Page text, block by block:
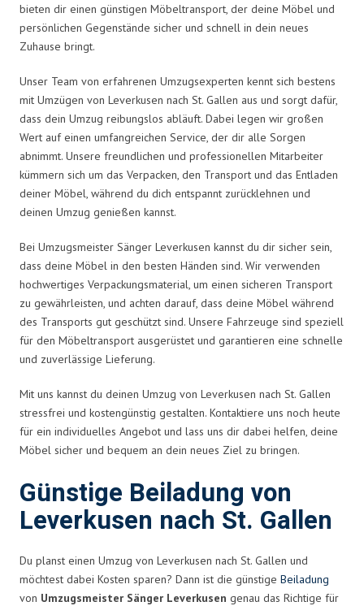
bieten dir einen günstigen Möbeltransport, der deine Möbel und
persönlichen Gegenstände sicher und schnell in dein neues
Zuhause bringt.
Unser Team von erfahrenen Umzugsexperten kennt sich bestens
mit Umzügen von Leverkusen nach St. Gallen aus und sorgt dafür,
dass dein Umzug reibungslos abläuft. Dabei legen wir großen
Wert auf einen umfangreichen Service, der dir alle Sorgen
abnimmt. Unsere freundlichen und professionellen Mitarbeiter
kümmern sich um das Verpacken, den Transport und das Entladen
deiner Möbel, während du dich entspannt zurücklehnen und
deinen Umzug genießen kannst.
Bei Umzugsmeister Sänger Leverkusen kannst du dir sicher sein,
dass deine Möbel in den besten Händen sind. Wir verwenden
hochwertiges Verpackungsmaterial, um einen sicheren Transport
zu gewährleisten, und achten darauf, dass deine Möbel während
des Transports gut geschützt sind. Unsere Fahrzeuge sind speziell
für den Möbeltransport ausgerüstet und garantieren eine schnelle
und zuverlässige Lieferung.
Mit uns kannst du deinen Umzug von Leverkusen nach St. Gallen
stressfrei und kostengünstig gestalten. Kontaktiere uns noch heute
für ein individuelles Angebot und lass uns dir dabei helfen, deine
Möbel sicher und bequem an dein neues Ziel zu bringen.
Günstige Beiladung von
Leverkusen nach St. Gallen
Du planst einen Umzug von Leverkusen nach St. Gallen und
möchtest dabei Kosten sparen? Dann ist die günstige Beiladung
von Umzugsmeister Sänger Leverkusen genau das Richtige für